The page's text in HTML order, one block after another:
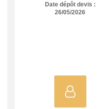
Date dépôt devis :
26/05/2026